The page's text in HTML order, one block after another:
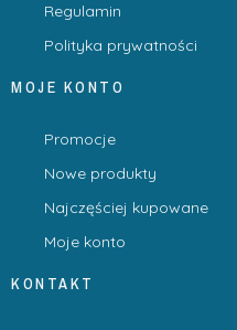
Regulamin
Polityka prywatności
MOJE KONTO
Promocje
Nowe produkty
Najczęściej kupowane
Moje konto
KONTAKT